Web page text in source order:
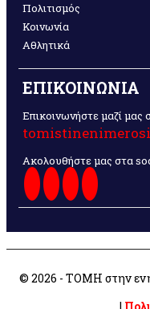
Πολιτισμός
Κοινωνία
Αθλητικά
ΕΠΙΚΟΙΝΩΝΙΑ
Επικοινωνήστε μαζί μας
Ακολουθήστε μας στα
© 2026 - ΤΟΜΗ στην